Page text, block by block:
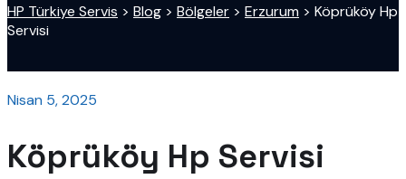
HP Türkiye Servis > Blog > Bölgeler > Erzurum > Köprüköy Hp
Servisi
Nisan 5, 2025
Köprüköy Hp Servisi